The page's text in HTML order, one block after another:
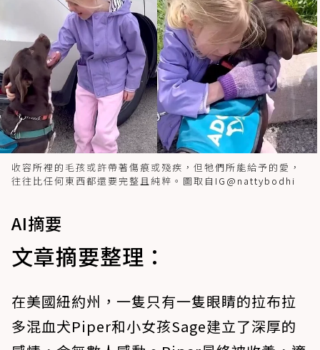
收容所裡的毛孩或許帶著傷痕或殘疾，但牠們所能給予的愛，
往往比任何東西都還要完整且純粹。圖取自 IG@nattybodhi
AI摘要
文章摘要整理：
在美國紐約州，一隻只有一隻眼睛的拉布拉
多混血犬Piper和小女孩Sage建立了深厚的